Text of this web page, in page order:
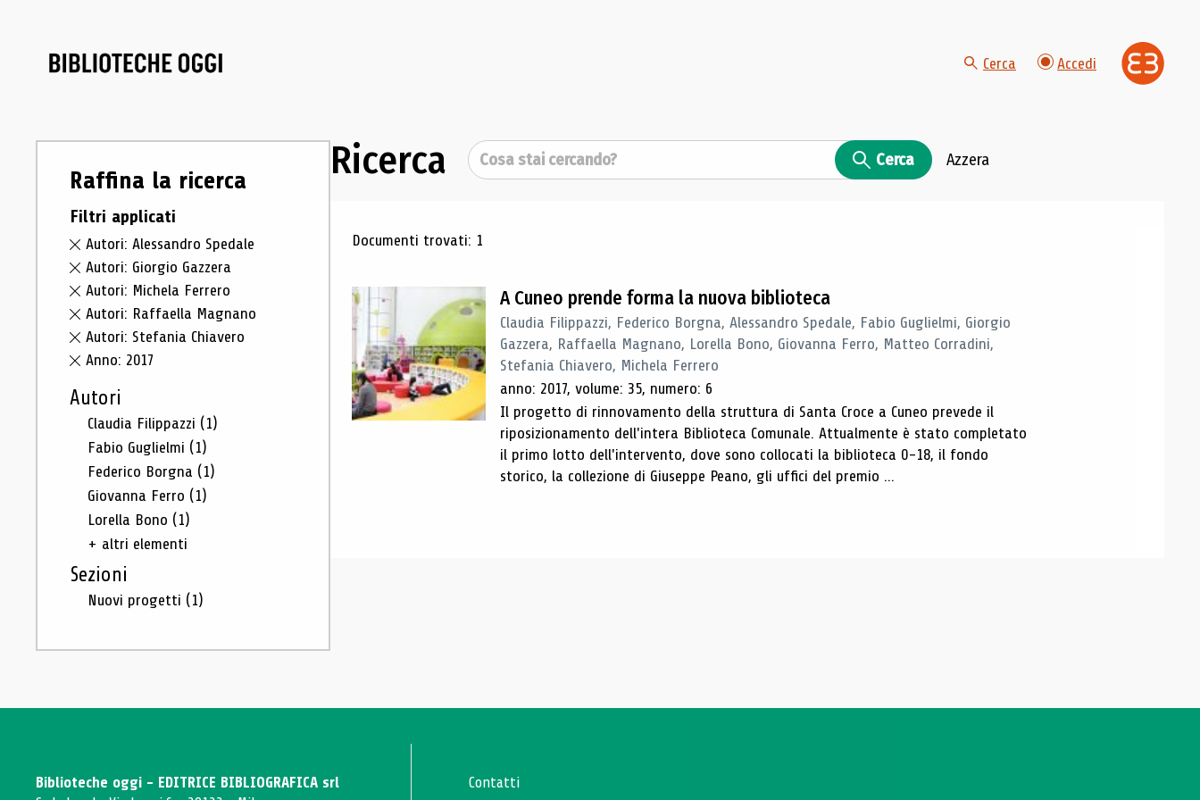
Cerca Accedi
Raffina la ricerca
Filtri applicati
Autori: Alessandro Spedale
Autori: Giorgio Gazzera
Autori: Michela Ferrero
Autori: Raffaella Magnano
Autori: Stefania Chiavero
Anno: 2017
Autori
Claudia Filippazzi (1)
Fabio Guglielmi (1)
Federico Borgna (1)
Giovanna Ferro (1)
Lorella Bono (1)
+ altri elementi
Sezioni
Nuovi progetti (1)
Ricerca Cerca Cerca Azzera
Risultati di ricerca
Documenti trovati: 1
A Cuneo prende forma la nuova biblioteca
Claudia Filippazzi, Federico Borgna, Alessandro Spedale, Fabio Guglielmi, Giorgio
Gazzera, Raffaella Magnano, Lorella Bono, Giovanna Ferro, Matteo Corradini,
Stefania Chiavero, Michela Ferrero
anno: 2017, volume: 35, numero: 6
Il progetto di rinnovamento della struttura di Santa Croce a Cuneo prevede il
riposizionamento dell'intera Biblioteca Comunale. Attualmente è stato completato
il primo lotto dell'intervento, dove sono collocati la biblioteca 0-18, il fondo
storico, la collezione di Giuseppe Peano, gli uffici del premio ...
Biblioteche oggi - EDITRICE BIBLIOGRAFICA srl
Contatti